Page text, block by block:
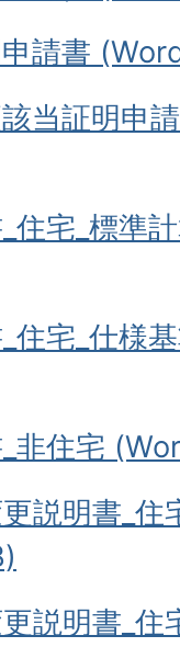
請書
当証明申
住宅_標準
住宅_仕様
非住宅
説明書_
説明書_